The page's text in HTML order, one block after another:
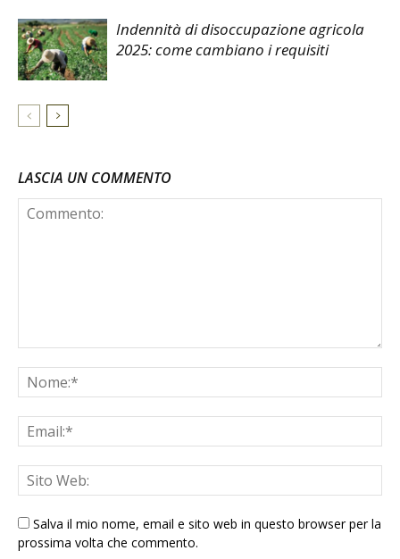
Indennità di disoccupazione agricola
2025: come cambiano i requisiti
LASCIA UN COMMENTO
Salva il mio nome, email e sito web in questo browser per la
prossima volta che commento.